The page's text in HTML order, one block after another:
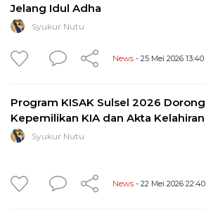
Jelang Idul Adha
Syukur Nutu
News - 25 Mei 2026 13:40
Program KISAK Sulsel 2026 Dorong
Kepemilikan KIA dan Akta Kelahiran
Syukur Nutu
News - 22 Mei 2026 22:40